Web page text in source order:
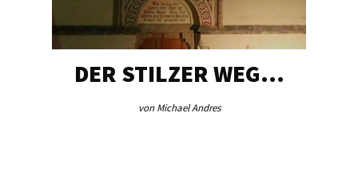
DER STILZER WEG…
von Michael Andres